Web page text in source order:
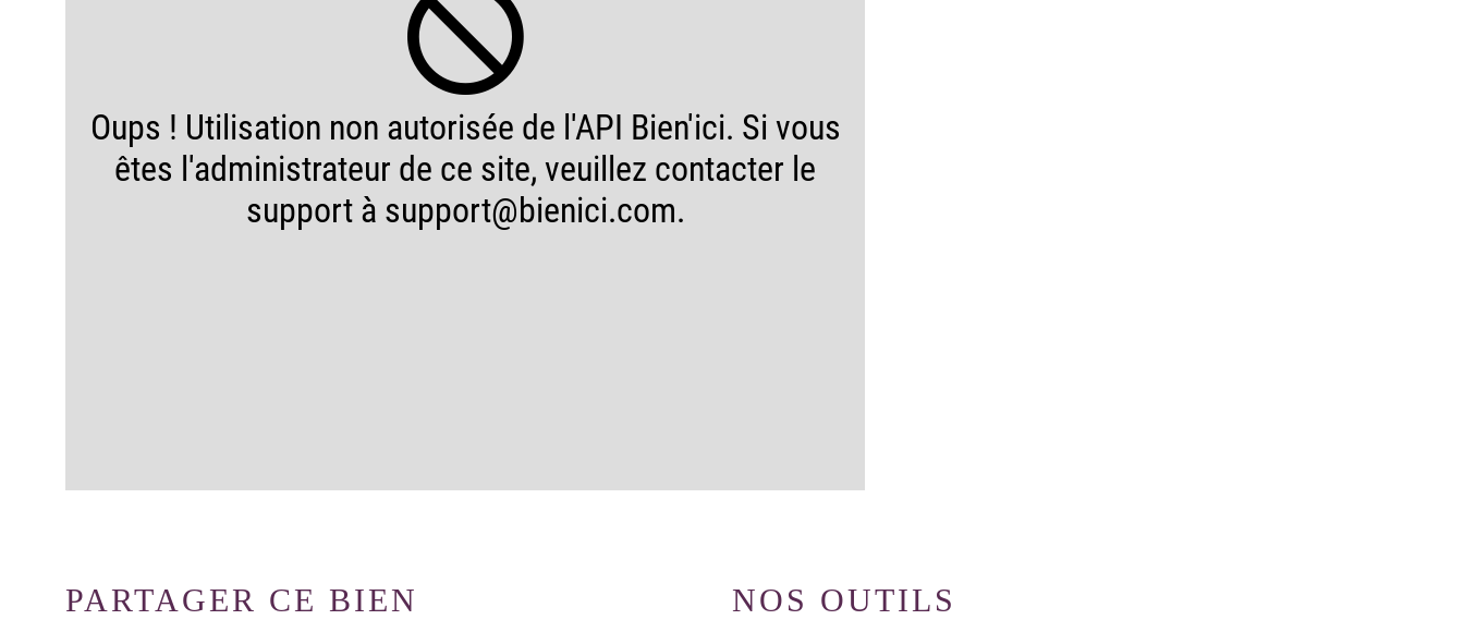
Oups ! Utilisation non autorisée de l'API Bien'ici. Si vous
êtes l'administrateur de ce site, veuillez contacter le
support à support@bienici.com.
PARTAGER CE BIEN NOS OUTILS